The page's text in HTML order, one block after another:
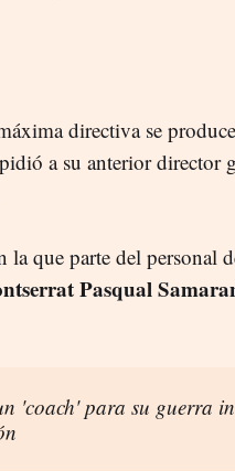
directiva se produce
a su anterior director
que parte del personal
Pasqual
'coach' para su guerra